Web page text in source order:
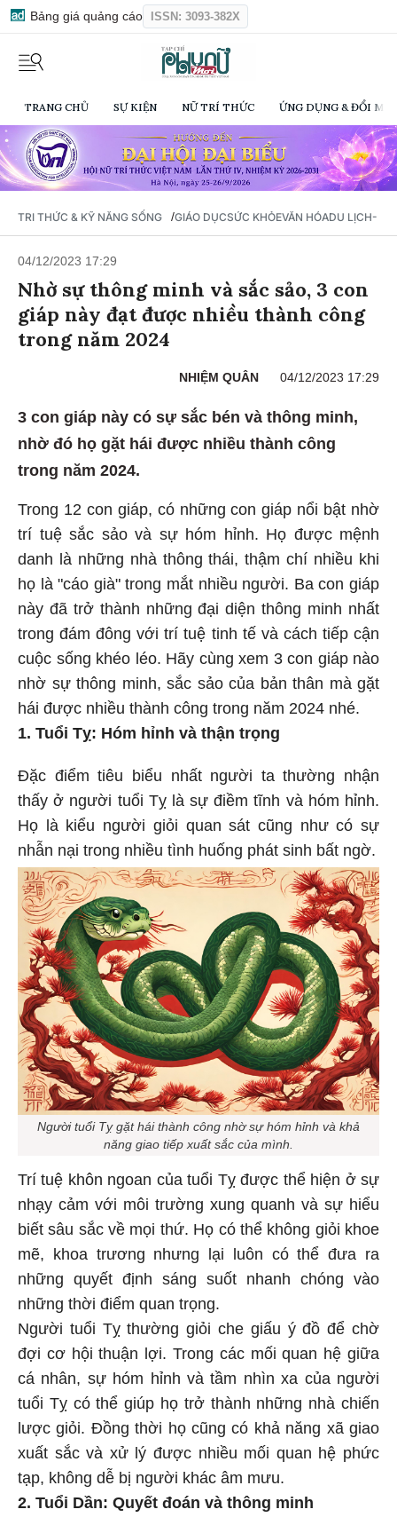
Bảng giá quảng cáo ISSN: 3093-382X
TRANG CHỦ SỰ KIỆN NỮ TRÍ THỨC ỨNG DỤNG & ĐỔI
TRI THỨC & KỸ NĂNG SỐNG /GIÁO DỤCSỨC KHỎEVĂN HÓADU LỊCH-
04/12/2023 17:29
Nhờ sự thông minh và sắc sảo, 3 con
giáp này đạt được nhiều thành công
trong năm 2024
NHIỆM QUÂN 04/12/2023 17:29
3 con giáp này có sự sắc bén và thông minh,
nhờ đó họ gặt hái được nhiều thành công
trong năm 2024.
Trong 12 con giáp, có những con giáp nổi bật nhờ
trí tuệ sắc sảo và sự hóm hỉnh. Họ được mệnh
danh là những nhà thông thái, thậm chí nhiều khi
họ là "cáo già" trong mắt nhiều người. Ba con giáp
này đã trở thành những đại diện thông minh nhất
trong đám đông với trí tuệ tinh tế và cách tiếp cận
cuộc sống khéo léo. Hãy cùng xem 3 con giáp nào
nhờ sự thông minh, sắc sảo của bản thân mà gặt
hái được nhiều thành công trong năm 2024 nhé.
1. Tuổi Tỵ: Hóm hỉnh và thận trọng
Đặc điểm tiêu biểu nhất người ta thường nhận
thấy ở người tuổi Tỵ là sự điềm tĩnh và hóm hỉnh.
Họ là kiểu người giỏi quan sát cũng như có sự
nhẫn nại trong nhiều tình huống phát sinh bất ngờ.
Người tuổi Tỵ gặt hái thành công nhờ sự hóm hỉnh và khả
năng giao tiếp xuất sắc của mình.
Trí tuệ khôn ngoan của tuổi Tỵ được thể hiện ở sự
nhạy cảm với môi trường xung quanh và sự hiểu
biết sâu sắc về mọi thứ. Họ có thể không giỏi khoe
mẽ, khoa trương nhưng lại luôn có thể đưa ra
những quyết định sáng suốt nhanh chóng vào
những thời điểm quan trọng.
Người tuổi Tỵ thường giỏi che giấu ý đồ để chờ
đợi cơ hội thuận lợi. Trong các mối quan hệ giữa
cá nhân, sự hóm hỉnh và tầm nhìn xa của người
tuổi Tỵ có thể giúp họ trở thành những nhà chiến
lược giỏi. Đồng thời họ cũng có khả năng xã giao
xuất sắc và xử lý được nhiều mối quan hệ phức
tạp, không dễ bị người khác âm mưu.
2. Tuổi Dần: Quyết đoán và thông minh